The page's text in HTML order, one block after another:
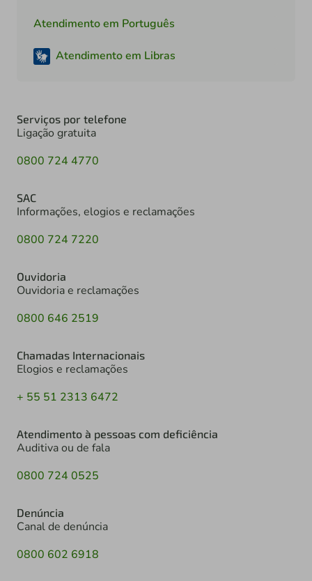
Atendimento em Português
Atendimento em Libras
Serviços por telefone
Ligação gratuita
0800 724 4770
SAC
Informações, elogios e reclamações
0800 724 7220
Ouvidoria
Ouvidoria e reclamações
0800 646 2519
Chamadas Internacionais
Elogios e reclamações
+ 55 51 2313 6472
Atendimento à pessoas com deficiência
Auditiva ou de fala
0800 724 0525
Denúncia
Canal de denúncia
0800 602 6918